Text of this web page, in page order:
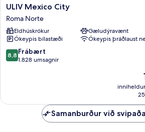
ULIV
Mexico
City
Roma
Norte
ULIV Mexico City
Roma Norte
Eldhúskrókur
Gæludýravænt
Ókeypis bílastæði
Ókeypis þráðlaust
8.8
af
8,8 Frábært
1.828 umsagnir
Samanburður við